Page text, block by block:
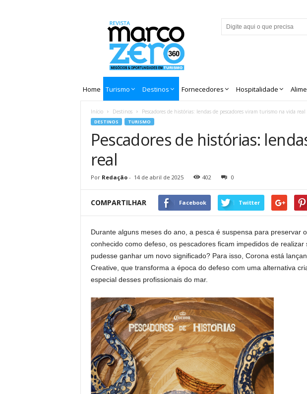
Home Turismo Destinos Fornecedores Hospitalidade
Início Destinos Pescadores de histórias: lendas de pescadores viram turismo na vida real
DESTINOS TURISMO
Pescadores de histórias:
real
Por Redação- 14 de abril de 2025 402 0
COMPARTILHAR Facebook Twitter
Durante alguns meses do ano, a pesca é suspensa para preservar
conhecido como defeso, os pescadores ficam impedidos de
pudesse ganhar um novo significado? Para isso, Corona está
Creative, que transforma a época do defeso com uma alternativa
especial desses profissionais do mar.